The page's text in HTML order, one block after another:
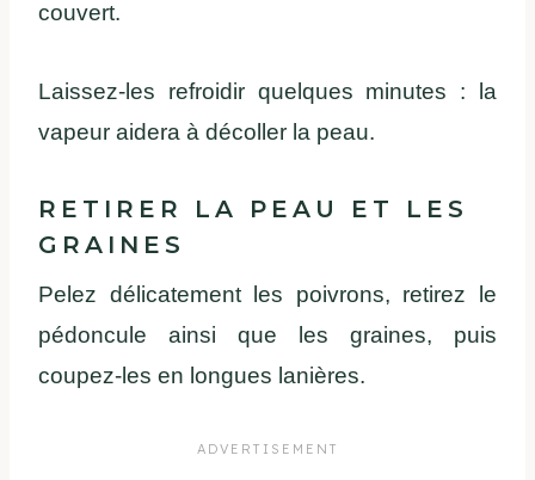
couvert.
Laissez-les refroidir quelques minutes : la
vapeur aidera à décoller la peau.
RETIRER LA PEAU ET LES
GRAINES
Pelez délicatement les poivrons, retirez le
pédoncule ainsi que les graines, puis
coupez-les en longues lanières.